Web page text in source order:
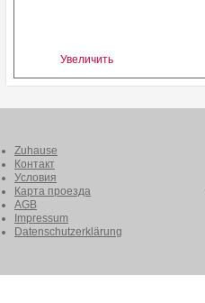
Увеличить
Zuhause
Контакт
Условия
Карта проезда
AGB
Impressum
Datenschutzerklärung